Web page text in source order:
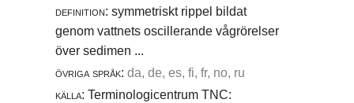
definition: symmetriskt rippel bildat
genom vattnets oscillerande vågrörelser
över sedimen ...
övriga språk: da, de, es, fi, fr, no, ru
källa: Terminologicentrum TNC: